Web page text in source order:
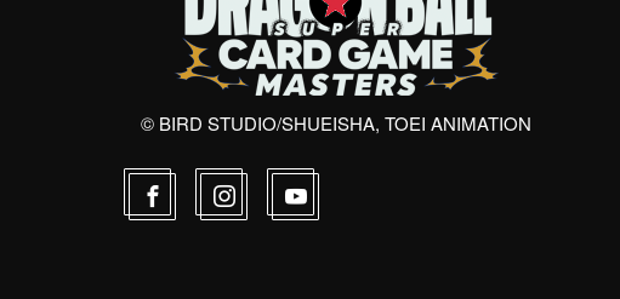
© BIRD STUDIO/SHUEISHA, TOEI ANIMATION